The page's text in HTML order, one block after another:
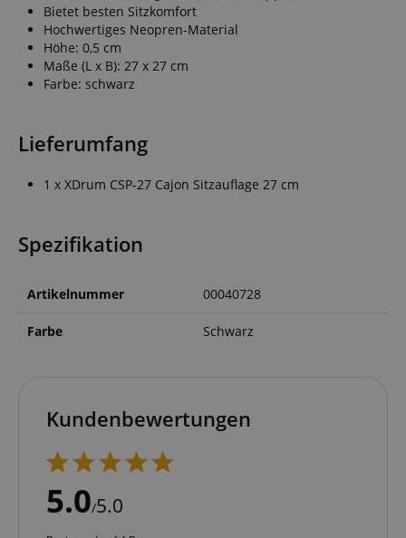
Bietet besten Sitzkomfort
Hochwertiges Neopren-Material
Höhe: 0,5 cm
Maße (L x B): 27 x 27 cm
Farbe: schwarz
Lieferumfang
1 x XDrum CSP-27 Cajon Sitzauflage 27 cm
Spezifikation
Artikelnummer 00040728
Farbe Schwarz
Kundenbewertungen
5.0/5.0